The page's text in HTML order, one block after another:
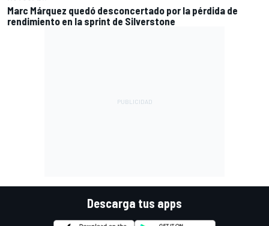
Marc Márquez quedó desconcertado por la pérdida de
rendimiento en la sprint de Silverstone
Descarga tus apps